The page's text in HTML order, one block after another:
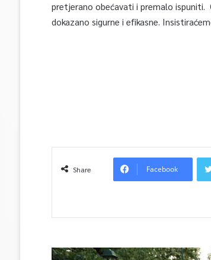
pretjerano obećavati i premalo ispuniti.
dokazano sigurne i efikasne.
Share Facebook